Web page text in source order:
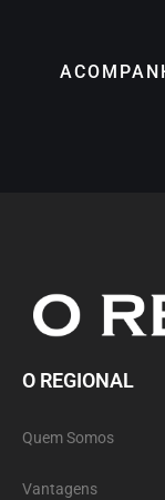
O REGIONAL
Quem Somos
Vantagens